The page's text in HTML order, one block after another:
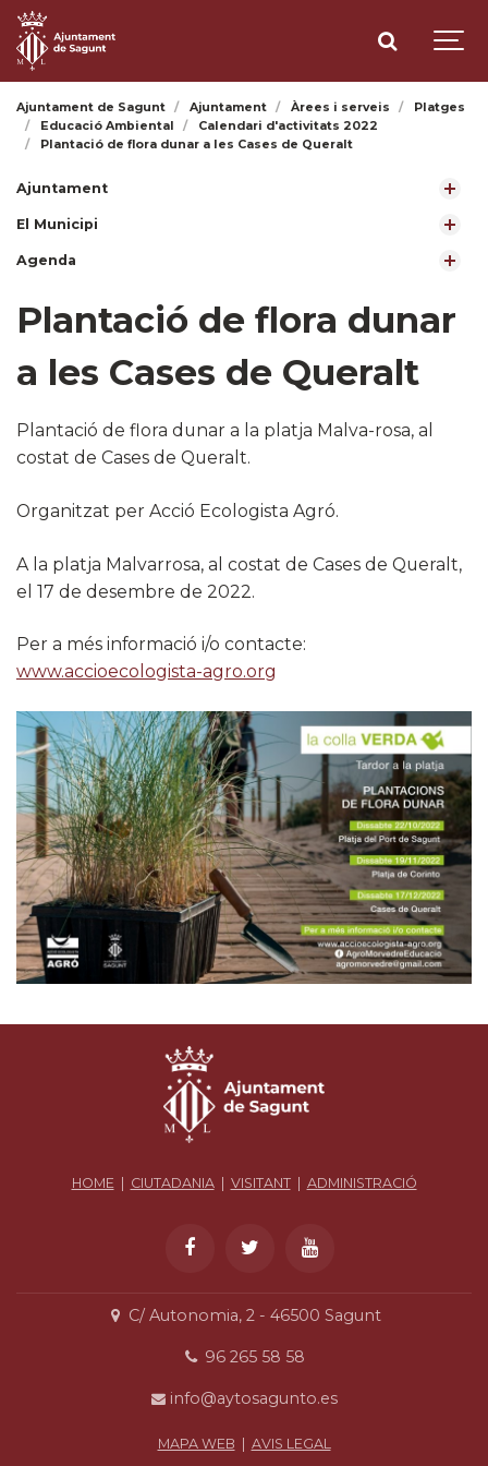
Ajuntament de Sagunt Ajuntament Àrees i serveis
Platges
Educació Ambiental
Calendari d'activitats 2022
Plantació de flora dunar a les Cases de Queralt
Ajuntament
El Municipi
Agenda
Plantació de flora dunar
a les Cases de Queralt
Plantació de flora dunar a la platja Malva-rosa, al
costat de Cases de Queralt.
Organitzat per Acció Ecologista Agró.
A la platja Malvarrosa, al costat de Cases de Queralt,
el 17 de desembre de 2022.
Per a més informació i/o contacte:
www.accioecologista-agro.org
HOME CIUTADANIA| VISITANT| ADMINISTRACIÓ
C/ Autonomia, 2 - 46500 Sagunt
96 265 58 58
info@aytosagunto.es
MAPA WEB | AVIS LEGAL